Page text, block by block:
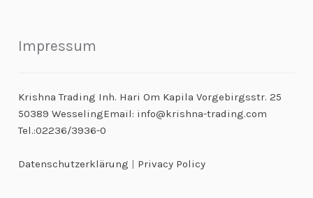
Impressum
Krishna Trading Inh. Hari Om Kapila Vorgebirgsstr. 25
50389 WesselingEmail: info@krishna-trading.com
Tel.:02236/3936-0
Datenschutzerklärung | Privacy Policy